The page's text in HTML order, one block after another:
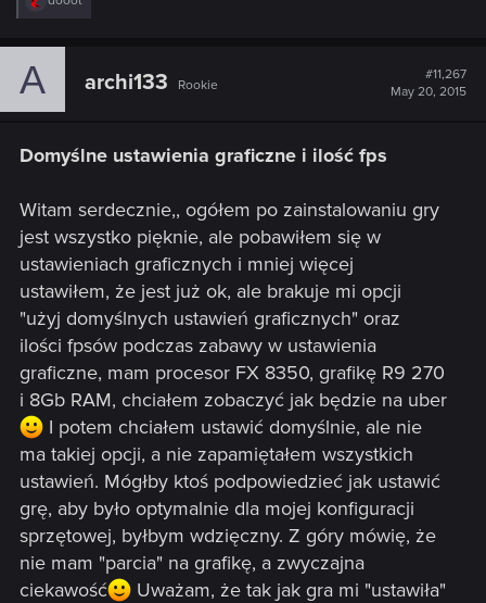
e
c
:
A archi133 Rookie
#11,267
May 20, 2015
Domyślne ustawienia graficzne i ilość fps
Witam serdecznie,, ogółem po zainstalowaniu gry
jest wszystko pięknie, ale pobawiłem się w
ustawieniach graficznych i mniej więcej
ustawiłem, że jest już ok, ale brakuje mi opcji
"użyj domyślnych ustawień graficznych" oraz
ilości fpsów podczas zabawy w ustawienia
graficzne, mam procesor FX 8350, grafikę R9 270
i 8Gb RAM, chciałem zobaczyć jak będzie na uber
I potem chciałem ustawić domyślnie, ale nie
ma takiej opcji, a nie zapamiętałem wszystkich
ustawień. Mógłby ktoś podpowiedzieć jak ustawić
grę, aby było optymalnie dla mojej konfiguracji
sprzętowej, byłbym wdzięczny. Z góry mówię, że
nie mam "parcia" na grafikę, a zwyczajna
ciekawość
Uważam, że tak jak gra mi "ustawiła"